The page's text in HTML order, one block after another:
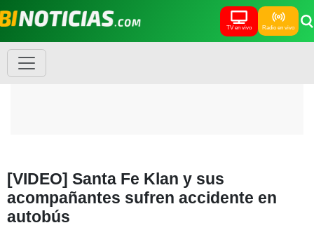
TV en vivo Radio en vivo
[VIDEO] Santa Fe Klan y sus
acompañantes sufren accidente en
autobús